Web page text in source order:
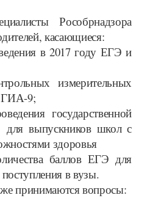
Рособрнадзора
касающиеся:
в 2017 году ЕГЭ и
измерительных
ГИА-9;
государственной
для выпускников школ с
здоровья
баллов ЕГЭ для
поступления в вузы.
принимаются вопросы: